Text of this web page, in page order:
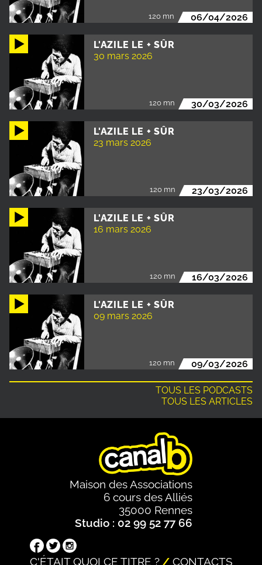
120 mn 06/04/2026
L'AZILE LE + SÛR
30 mars 2026
120 mn 30/03/2026
L'AZILE LE + SÛR
23 mars 2026
120 mn 23/03/2026
L'AZILE LE + SÛR
16 mars 2026
120 mn 16/03/2026
L'AZILE LE + SÛR
09 mars 2026
120 mn 09/03/2026
TOUS LES PODCASTS
TOUS LES ARTICLES
Maison des Associations
6 cours des Alliés
35000 Rennes
Studio : 02 99 52 77 66
C'ÉTAIT QUOI CE TITRE ? CONTACTS